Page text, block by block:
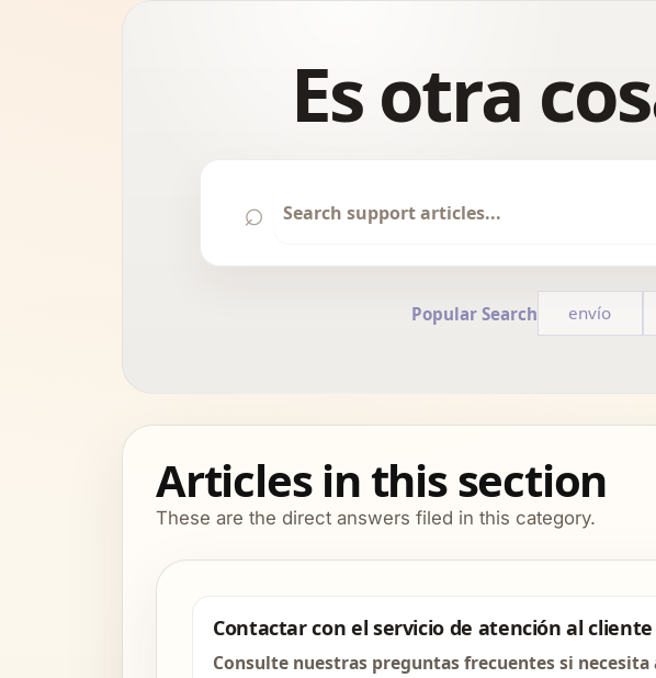
Es otra
⌕
Popular Search envío
Articles in this section
These are the direct answers filed in this category.
Contactar con el servicio de atención al cliente
Consulte nuestras preguntas frecuentes si